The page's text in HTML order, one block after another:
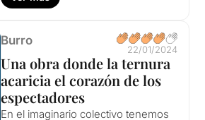
Burro
22/01/2024
Una obra donde la ternura
acaricia el corazón de los
espectadores
En el imaginario colectivo tenemos